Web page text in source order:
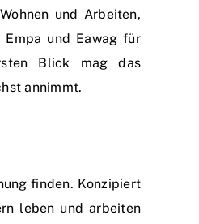
und Arbeiten,
und Eawag für
Blick mag das
annimmt.
finden. Konzipiert
leben und arbeiten